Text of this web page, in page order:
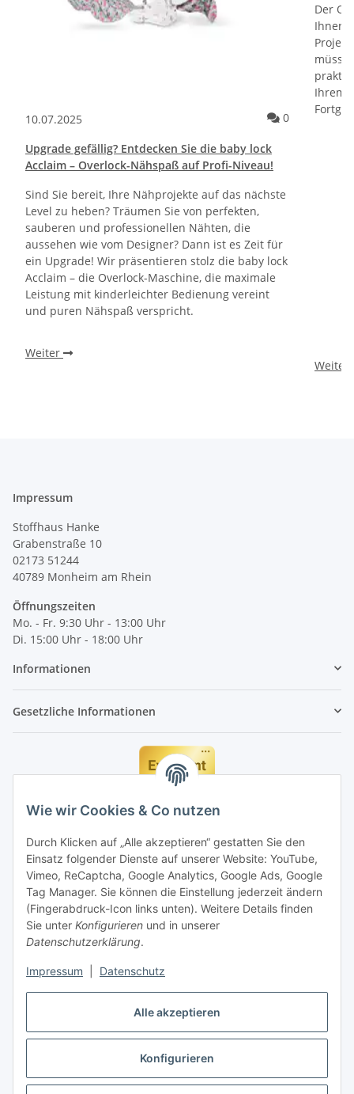
Alle akzeptieren
Konfigurieren
Wie wir Cookies & Co nutzen
Durch Klicken auf „Alle akzeptieren“ gestatten Sie den
Einsatz folgender Dienste auf unserer Website: YouTube,
Vimeo, ReCaptcha, Google Analytics, Google Ads, Google
Tag Manager. Sie können die Einstellung jederzeit ändern
(Fingerabdruck-Icon links unten). Weitere Details finden
Sie unter Konfigurieren und in unserer
Datenschutzerklärung.
Impressum Datenschutz
10.07.2025 0
Upgrade gefällig? Entdecken Sie die baby lock
Acclaim – Overlock-Nähspaß auf Profi-Niveau!
Sind Sie bereit, Ihre Nähprojekte auf das nächste
Level zu heben? Träumen Sie von perfekten,
sauberen und professionellen Nähten, die
aussehen wie vom Designer? Dann ist es Zeit für
ein Upgrade! Wir präsentieren stolz die baby lock
Acclaim – die Overlock-Maschine, die maximale
Leistung mit kinderleichter Bedienung vereint
und puren Nähspaß verspricht.
Weiter
Der
Ihnen
Ihrem
Weiter
Impressum
Stoffhaus Hanke
Grabenstraße 10
02173 51244
40789 Monheim am Rhein
Öffnungszeiten
Mo. - Fr. 9:30 Uhr - 13:00 Uhr
Di. 15:00 Uhr - 18:00 Uhr
Informationen
Gesetzliche Informationen
Vertrag widerrufen